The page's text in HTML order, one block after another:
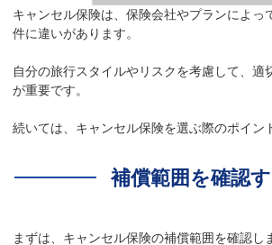
キャンセル保険は、保険会社やプランによっ
件に違いがあります。
自分の旅行スタイルやリスクを考慮して、適
が重要です。
続いては、キャンセル保険を選ぶ際のポイン
補償範囲を確認
まずは、キャンセル保険の補償範囲を確認し